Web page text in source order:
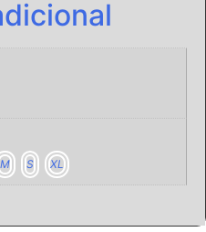
M S XL